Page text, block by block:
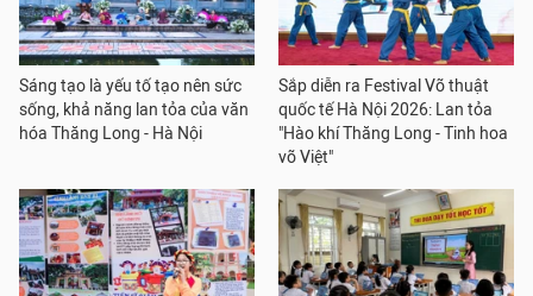
Sáng tạo là yếu tố tạo nên sức
sống, khả năng lan tỏa của văn
hóa Thăng Long - Hà Nội
Sắp diễn ra Festival Võ thuật
quốc tế Hà Nội 2026: Lan tỏa
"Hào khí Thăng Long - Tinh hoa
võ Việt"